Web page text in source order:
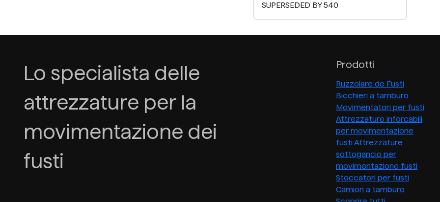
SUPERSEDED BY 540
Lo specialista delle
attrezzature per la
movimentazione dei
fusti
Prodotti
Ruzzolare de Fusti
Bicchieri a tamburo
Movimentatori per fusti
Attrezzature inforcabili
per movimentazione
fustiAttrezzature
sottogancio per
movimentazione fusti
Stoccatori per fusti
Camion a tamburo